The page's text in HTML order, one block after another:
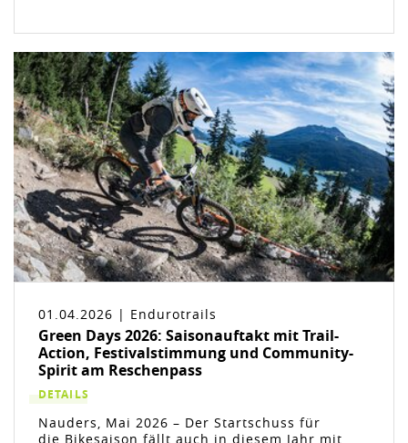
01.04.2026 | Endurotrails
Green Days 2026: Saisonauftakt mit Trail-
Action, Festivalstimmung und Community-
Spirit am Reschenpass
DETAILS
Nauders, Mai 2026 – Der Startschuss für
die Bikesaison fällt auch in diesem Jahr mit